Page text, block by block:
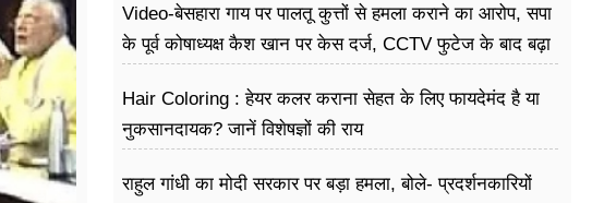
Video-बेसहारा गाय पर पालतू कुत्तों से हमला कराने का आरोप, सपा
के पूर्व कोषाध्यक्ष कैश खान पर केस दर्ज, CCTV फुटेज के बाद बढ़ा
Hair Coloring : हेयर कलर कराना सेहत के लिए फायदेमंद है या
नुकसानदायक? जानें विशेषज्ञों की राय
राहुल गांधी का मोदी सरकार पर बड़ा हमला, बोले- प्रदर्शनकारियों